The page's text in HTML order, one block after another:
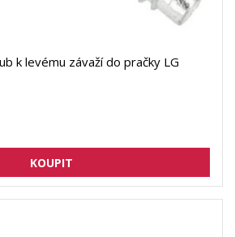
k levému závaží do pračky LG